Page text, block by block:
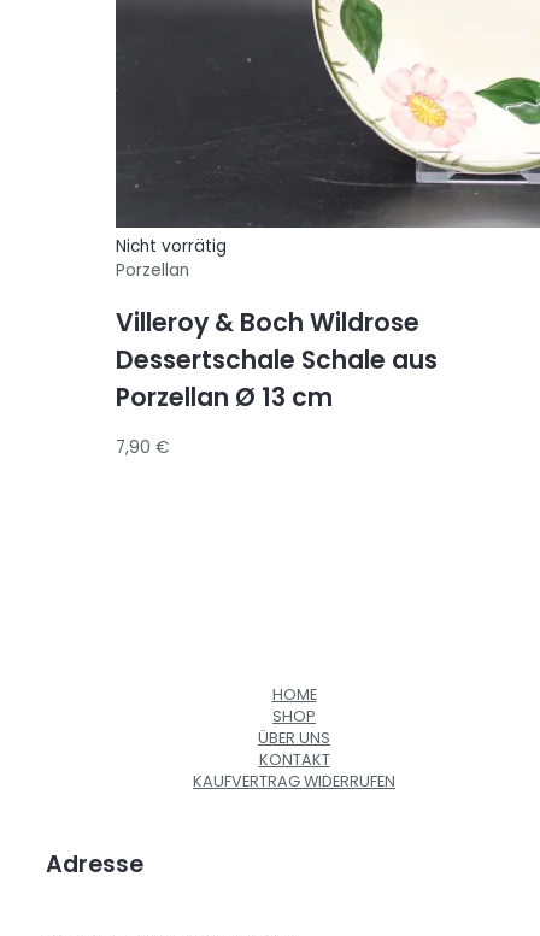
Nicht vorrätig
Porzellan
Villeroy & Boch Wildrose
Dessertschale Schale aus
Porzellan Ø 13 cm
7,90€
HOME
SHOP
ÜBER UNS
KONTAKT
KAUFVERTRAG WIDERRUFEN
Adresse